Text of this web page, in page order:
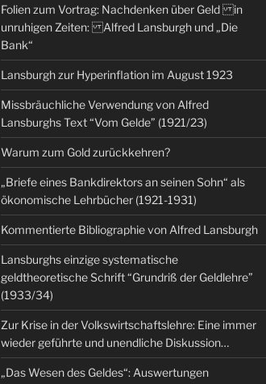
Folien zum Vortrag: Nachdenken über Geld in
unruhigen Zeiten: Alfred Lansburgh und „Die
Bank“
Lansburgh zur Hyperinflation im August 1923
Missbräuchliche Verwendung von Alfred
Lansburghs Text “Vom Gelde” (1921/23)
Warum zum Gold zurückkehren?
„Briefe eines Bankdirektors an seinen Sohn“ als
ökonomische Lehrbücher (1921-1931)
Kommentierte Bibliographie von Alfred Lansburgh
Lansburghs einzige systematische
geldtheoretische Schrift “Grundriß der Geldlehre”
(1933/34)
Zur Krise in der Volkswirtschaftslehre: Eine immer
wieder geführte und unendliche Diskussion…
„Das Wesen des Geldes“: Auswertungen